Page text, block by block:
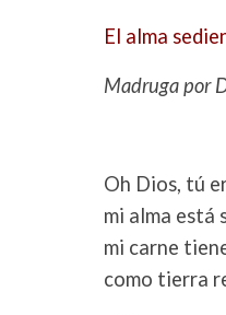
El alma
Madruga por
Oh Dios, tú
mi alma está
mi carne
como tierra